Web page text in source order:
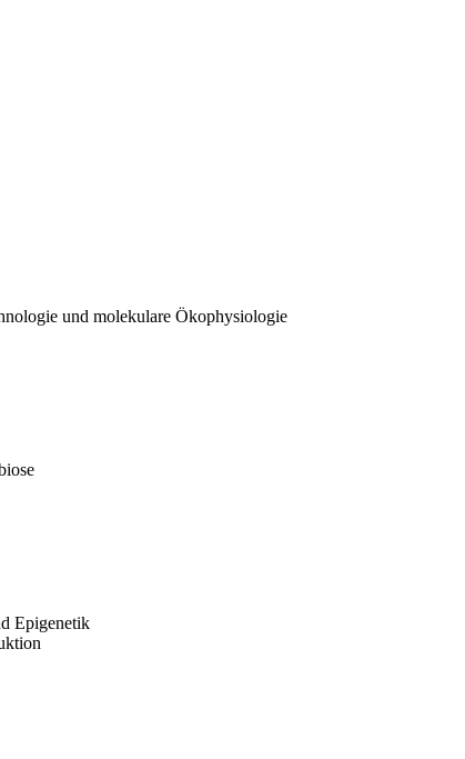
und molekulare Ökophysiologie
Epigenetik